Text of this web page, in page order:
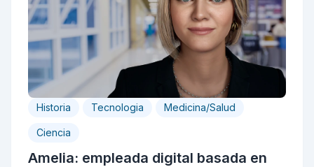
Historia Tecnologia Medicina/Salud
Ciencia
Amelia: empleada digital basada en